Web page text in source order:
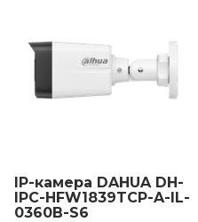
IP-камера DAHUA DH-
IPC-HFW1839TCP-A-IL-
0360B-S6